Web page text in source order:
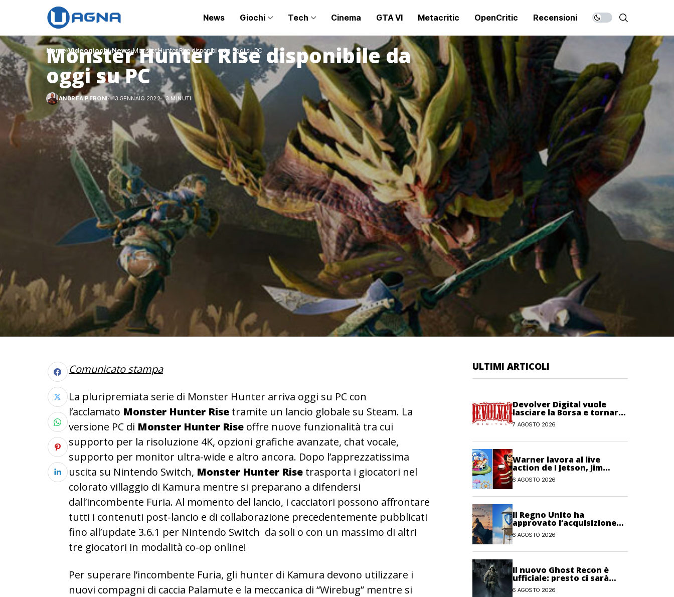
News Giochi Tech Cinema GTA VI Metacritic OpenCritic Recensioni
Home Videogiochi News Monster Hunter Rise disponibile da oggi su PC
Monster Hunter Rise disponibile da
oggi su PC
ANDREA PERONI 13 GENNAIO 2022 3 MINUTI
Comunicato stampa
La pluripremiata serie di Monster Hunter arriva oggi su PC con
l’acclamato Monster Hunter Rise tramite un lancio globale su Steam. La
versione PC di Monster Hunter Rise offre nuove funzionalità tra cui
supporto per la risoluzione 4K, opzioni grafiche avanzate, chat vocale,
supporto per monitor ultra-wide e altro ancora. Dopo l’apprezzatissima
uscita su Nintendo Switch, Monster Hunter Rise trasporta i giocatori nel
colorato villaggio di Kamura mentre si preparano a difendersi
dall’incombente Furia. Al momento del lancio, i cacciatori possono affrontare
tutti i contenuti post-lancio e di collaborazione precedentemente pubblicati
fino all’update 3.6.1 per Nintendo Switch da soli o con un massimo di altri
tre giocatori in modalità co-op online!
Per superare l’incombente Furia, gli hunter di Kamura devono utilizzare i
nuovi compagni di caccia Palamute e la meccanica di “Wirebug” mentre si
ULTIMI ARTICOLI
Devolver Digital vuole
lasciare la Borsa e tornare
privata
7 AGOSTO 2026
Warner lavora al live
action de I Jetson, Jim
Carrey è nel cast!
6 AGOSTO 2026
Il Regno Unito ha
approvato l’acquisizione
Paramount-Warner Bros
Discovery
6 AGOSTO 2026
Il nuovo Ghost Recon è
ufficiale: presto ci sarà
anche una fase di test
6 AGOSTO 2026